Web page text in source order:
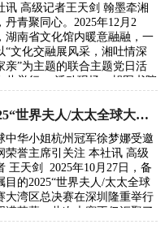
讯 高级记者王天剑 翰墨牵湘
丹青聚同心。2025年12月2
湖南省文化馆内暖意融融，一
“文化交融展风采，湘吐情深
亲”为主题的联合主题党日活
此举行。 活动现场，胡图书院
深一家亲”…
2025“世界夫人/太太全球大赛大湾区总决赛在深圳落幕
中华小姐杭州冠军徐梦娜受邀
荣誉主席引关注 本社讯 高级
王天剑 2025年10月27日，备
目的2025“世界夫人/太太全球
大湾区总决赛在深圳隆重举行
满落幕。此次大赛不仅汇聚了